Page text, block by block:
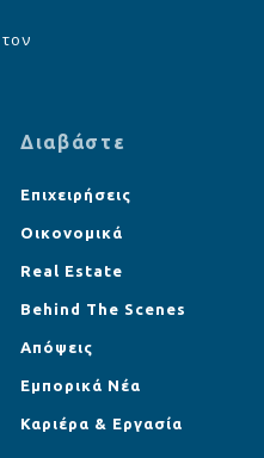
Διαβάστε
Επιχειρήσεις
Οικονομικά
Real Estate
Behind The Scenes
Απόψεις
Εμπορικά Νέα
Καριέρα & Εργασία